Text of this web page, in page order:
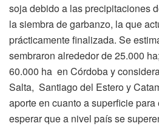
soja debido a las precipitaciones
la siembra de garbanzo, la que
prácticamente finalizada. Se
sembraron alrededor de 25.000
60.000 ha en Córdoba y
Salta, Santiago del Estero y
aporte en cuanto a superficie
esperar que a nivel país se